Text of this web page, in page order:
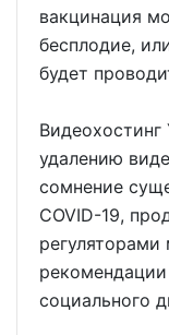
вакцинация
бесплодие,
будет
Видеохостинг
удалению
сомнение
COVID-19,
социального